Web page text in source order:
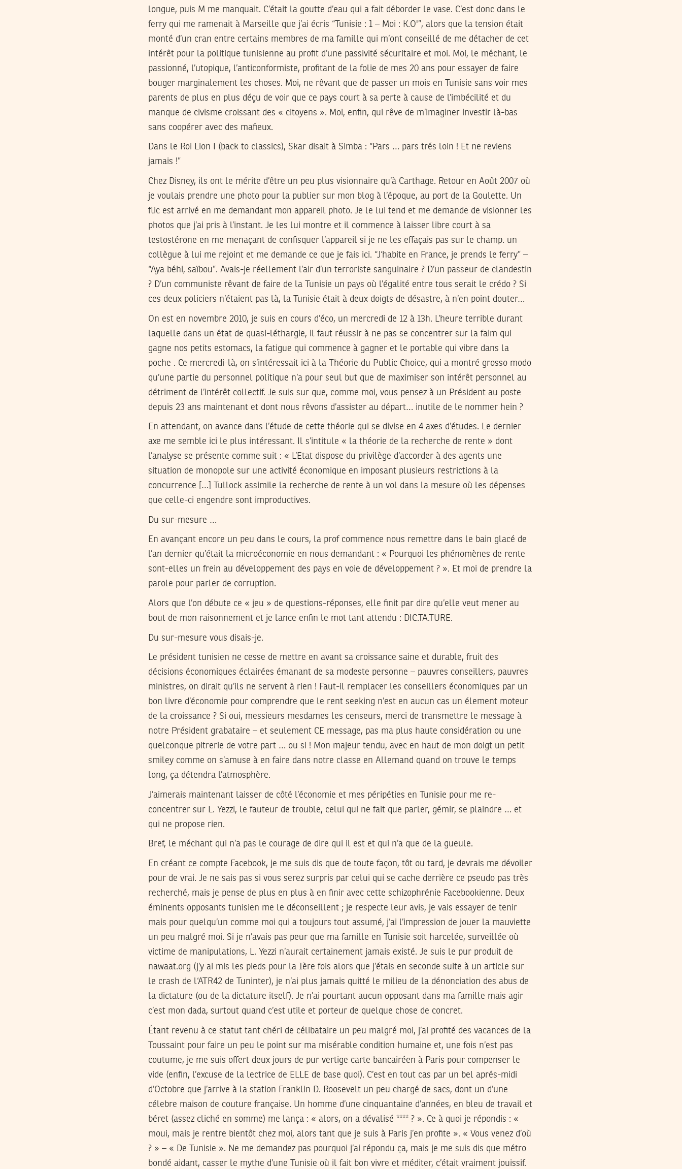
longue, puis M me manquait. C’était la goutte d’eau qui a fait déborder le vase. C’est donc dans le
ferry qui me ramenait à Marseille que j’ai écris “Tunisie : 1 – Moi : K.O'”, alors que la tension était
monté d’un cran entre certains membres de ma famille qui m’ont conseillé de me détacher de cet
intérêt pour la politique tunisienne au profit d’une passivité sécuritaire et moi. Moi, le méchant, le
passionné, l’utopique, l’anticonformiste, profitant de la folie de mes 20 ans pour essayer de faire
bouger marginalement les choses. Moi, ne rêvant que de passer un mois en Tunisie sans voir mes
parents de plus en plus déçu de voir que ce pays court à sa perte à cause de l’imbécilité et du
manque de civisme croissant des « citoyens ». Moi, enfin, qui rêve de m’imaginer investir là-bas
sans coopérer avec des mafieux.
Dans le Roi Lion I (back to classics), Skar disait à Simba : “Pars … pars trés loin ! Et ne reviens
jamais !”
Chez Disney, ils ont le mérite d’être un peu plus visionnaire qu’à Carthage. Retour en Août 2007 où
je voulais prendre une photo pour la publier sur mon blog à l’époque, au port de la Goulette. Un
flic est arrivé en me demandant mon appareil photo. Je le lui tend et me demande de visionner les
photos que j’ai pris à l’instant. Je les lui montre et il commence à laisser libre court à sa
testostérone en me menaçant de confisquer l’appareil si je ne les effaçais pas sur le champ. un
collègue à lui me rejoint et me demande ce que je fais ici. “J‘habite en France, je prends le ferry” –
“Aya béhi, saïbou”. Avais-je réellement l’air d’un terroriste sanguinaire ? D’un passeur de clandestin
? D’un communiste rêvant de faire de la Tunisie un pays où l’égalité entre tous serait le crédo ? Si
ces deux policiers n’étaient pas là, la Tunisie était à deux doigts de désastre, à n’en point douter…
On est en novembre 2010, je suis en cours d’éco, un mercredi de 12 à 13h. L’heure terrible durant
laquelle dans un état de quasi-léthargie, il faut réussir à ne pas se concentrer sur la faim qui
gagne nos petits estomacs, la fatigue qui commence à gagner et le portable qui vibre dans la
poche . Ce mercredi-là, on s’intéressait ici à la Théorie du Public Choice, qui a montré grosso modo
qu’une partie du personnel politique n’a pour seul but que de maximiser son intérêt personnel au
détriment de l’intérêt collectif. Je suis sur que, comme moi, vous pensez à un Président au poste
depuis 23 ans maintenant et dont nous rêvons d’assister au départ… inutile de le nommer hein ?
En attendant, on avance dans l’étude de cette théorie qui se divise en 4 axes d’études. Le dernier
axe me semble ici le plus intéressant. Il s’intitule « la théorie de la recherche de rente » dont
l’analyse se présente comme suit : « L’Etat dispose du privilège d’accorder à des agents une
situation de monopole sur une activité économique en imposant plusieurs restrictions à la
concurrence […] Tullock assimile la recherche de rente à un vol dans la mesure où les dépenses
que celle-ci engendre sont improductives.
Du sur-mesure …
En avançant encore un peu dans le cours, la prof commence nous remettre dans le bain glacé de
l’an dernier qu’était la microéconomie en nous demandant : « Pourquoi les phénomènes de rente
sont-elles un frein au développement des pays en voie de développement ? ». Et moi de prendre la
parole pour parler de corruption.
Alors que l’on débute ce « jeu » de questions-réponses, elle finit par dire qu’elle veut mener au
bout de mon raisonnement et je lance enfin le mot tant attendu : DIC.TA.TURE.
Du sur-mesure vous disais-je.
Le président tunisien ne cesse de mettre en avant sa croissance saine et durable, fruit des
décisions économiques éclairées émanant de sa modeste personne – pauvres conseillers, pauvres
ministres, on dirait qu’ils ne servent à rien ! Faut-il remplacer les conseillers économiques par un
bon livre d’économie pour comprendre que le rent seeking n’est en aucun cas un élement moteur
de la croissance ? Si oui, messieurs mesdames les censeurs, merci de transmettre le message à
notre Président grabataire – et seulement CE message, pas ma plus haute considération ou une
quelconque pitrerie de votre part … ou si ! Mon majeur tendu, avec en haut de mon doigt un petit
smiley comme on s’amuse à en faire dans notre classe en Allemand quand on trouve le temps
long, ça détendra l’atmosphère.
J’aimerais maintenant laisser de côté l’économie et mes péripéties en Tunisie pour me re-
concentrer sur L. Yezzi, le fauteur de trouble, celui qui ne fait que parler, gémir, se plaindre … et
qui ne propose rien.
Bref, le méchant qui n’a pas le courage de dire qui il est et qui n’a que de la gueule.
En créant ce compte Facebook, je me suis dis que de toute façon, tôt ou tard, je devrais me dévoiler
pour de vrai. Je ne sais pas si vous serez surpris par celui qui se cache derrière ce pseudo pas très
recherché, mais je pense de plus en plus à en finir avec cette schizophrénie Facebookienne. Deux
éminents opposants tunisien me le déconseillent ; je respecte leur avis, je vais essayer de tenir
mais pour quelqu’un comme moi qui a toujours tout assumé, j’ai l’impression de jouer la mauviette
un peu malgré moi. Si je n’avais pas peur que ma famille en Tunisie soit harcelée, surveillée où
victime de manipulations, L. Yezzi n’aurait certainement jamais existé. Je suis le pur produit de
nawaat.org (j’y ai mis les pieds pour la 1ère fois alors que j’étais en seconde suite à un article sur
le crash de l‘ATR42 de Tuninter), je n’ai plus jamais quitté le milieu de la dénonciation des abus de
la dictature (ou de la dictature itself). Je n’ai pourtant aucun opposant dans ma famille mais agir
c’est mon dada, surtout quand c’est utile et porteur de quelque chose de concret.
Étant revenu à ce statut tant chéri de célibataire un peu malgré moi, j’ai profité des vacances de la
Toussaint pour faire un peu le point sur ma misérable condition humaine et, une fois n’est pas
coutume, je me suis offert deux jours de pur vertige carte bancairéen à Paris pour compenser le
vide (enfin, l’excuse de la lectrice de ELLE de base quoi). C’est en tout cas par un bel aprés-midi
d’Octobre que j’arrive à la station Franklin D. Roosevelt un peu chargé de sacs, dont un d’une
célebre maison de couture française. Un homme d’une cinquantaine d’années, en bleu de travail et
béret (assez cliché en somme) me lança : « alors, on a dévalisé **** ? ». Ce à quoi je répondis : «
moui, mais je rentre bientôt chez moi, alors tant que je suis à Paris j’en profite ». « Vous venez d’où
? » – « De Tunisie ». Ne me demandez pas pourquoi j’ai répondu ça, mais je me suis dis que métro
bondé aidant, casser le mythe d’une Tunisie où il fait bon vivre et méditer, c’était vraiment jouissif.